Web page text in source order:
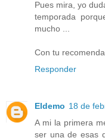
Pues mira, yo
temporada
mucho ...
Con tu
Responder
Eldemo 18 de
A mi la primera
ser una de esas